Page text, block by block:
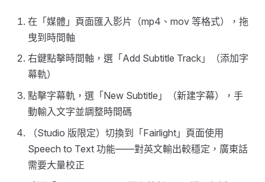
在「媒體」頁面匯入影片（mp4、mov 等格式），拖
曳到時間軸
右鍵點擊時間軸，選「Add Subtitle Track」（添加字
幕軌）
點擊字幕軌，選「New Subtitle」（新建字幕），手
動輸入文字並調整時間碼
（Studio 版限定）切換到「Fairlight」頁面使用
Speech to Text 功能——對英文輸出較穩定，廣東話
需要大量校正